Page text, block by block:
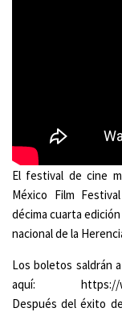
El festival de cine
México Film
décima cuarta
nacional de la
Los boletos saldrán
aquí: https://
Después del éxito